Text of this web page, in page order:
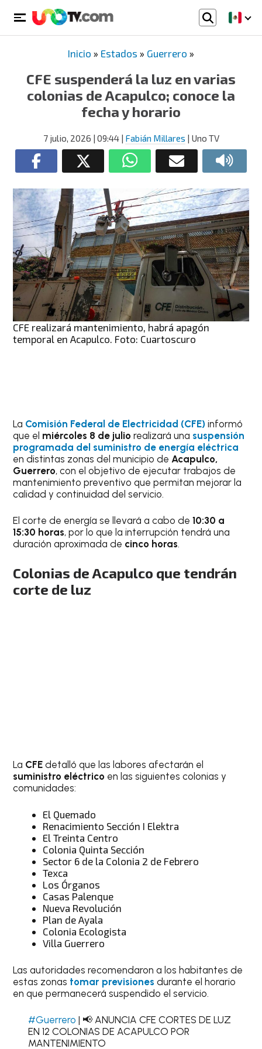
Inicio » Estados » Guerrero »
CFE suspenderá la luz en varias
colonias de Acapulco; conoce la
fecha y horario
7 julio, 2026 | 09:44| Fabián Millares | Uno TV
CFE realizará mantenimiento, habrá apagón
temporal en Acapulco. Foto: Cuartoscuro
La Comisión Federal de Electricidad (CFE) informó
que el miércoles 8 de julio realizará una suspensión
programada del suministro de energía eléctrica
en distintas zonas del municipio de Acapulco,
Guerrero, con el objetivo de ejecutar trabajos de
mantenimiento preventivo que permitan mejorar la
calidad y continuidad del servicio.
El corte de energía se llevará a cabo de10:30 a
15:30 horas, por lo que la interrupción tendrá una
duración aproximada de cinco horas.
Colonias de Acapulco que tendrán
corte de luz
La CFE detalló que las labores afectarán el
suministro eléctrico en las siguientes colonias y
comunidades:
El Quemado
Renacimiento Sección I Elektra
El Treinta Centro
Colonia Quinta Sección
Sector 6 de la Colonia 2 de Febrero
Texca
Los Órganos
Casas Palenque
Nueva Revolución
Plan de Ayala
Colonia Ecologista
Villa Guerrero
Las autoridades recomendaron a los habitantes de
estas zonas tomar previsiones durante el horario
en que permanecerá suspendido el servicio.
#Guerrero | 📢 ANUNCIA CFE CORTES DE LUZ
EN 12 COLONIAS DE ACAPULCO POR
MANTENIMIENTO